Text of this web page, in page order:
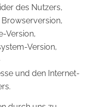
des Nutzers,
Version,
Version,
und den Internet-